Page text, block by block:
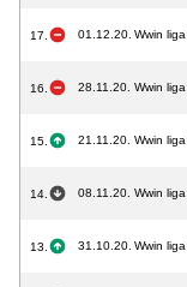
17. 01.12.20. Wwin liga
16. 28.11.20. Wwin liga
15. 21.11.20. Wwin liga
14. 08.11.20. Wwin liga
13. 31.10.20. Wwin liga